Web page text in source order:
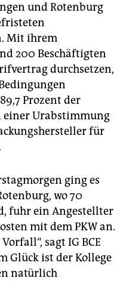
und Rotenburg
Mit ihrem
200 Beschäftigten
durchsetzen,
Prozent der
einer Urabstimmung
für
ging es
wo 70
fuhr ein Angestellter
mit dem PKW an.
sagt IG BCE
Glück ist der Kollege
natürlich